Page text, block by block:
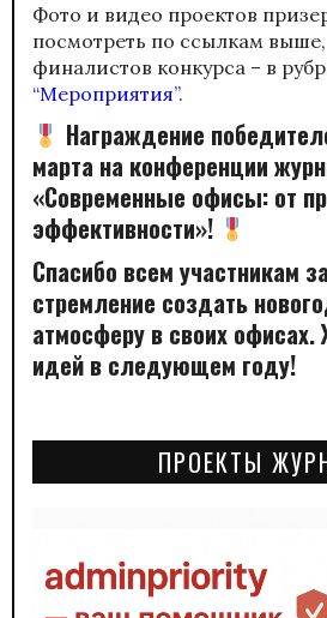
Фото и видео проектов
посмотреть по ссылкам
финалистов конкурса – в
“Мероприятия”.
Награждение
марта на конференции
«Современные офисы: от
эффективности»!
Спасибо всем участникам
стремление создать
атмосферу в своих
идей в следующем году!
ПРОЕКТЫ